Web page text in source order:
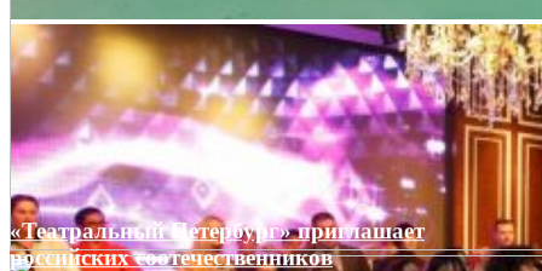
«Театральный Петербург» приглашает
российских соотечественников